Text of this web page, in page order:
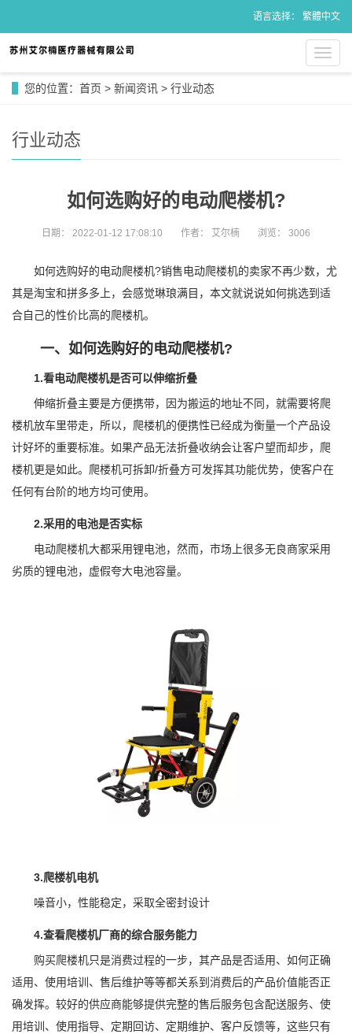
语言选择： 繁體中文
导
航
您的位置： 首页 > 新闻资讯 > 行业动态
行业动态
如何选购好的电动爬楼机?
日期： 2022-01-12 17:08:10 作者： 艾尔楠 浏览： 3006
如何选购好的电动爬楼机?销售电动爬楼机的卖家不再少数，尤
其是淘宝和拼多多上，会感觉琳琅满目，本文就说说如何挑选到适
合自己的性价比高的爬楼机。
一、如何选购好的电动爬楼机?
1.看电动爬楼机是否可以伸缩折叠
伸缩折叠主要是方便携带，因为搬运的地址不同，就需要将爬
楼机放车里带走，所以，爬楼机的便携性已经成为衡量一个产品设
计好坏的重要标准。如果产品无法折叠收纳会让客户望而却步，爬
楼机更是如此。爬楼机可拆卸/折叠方可发挥其功能优势，使客户在
任何有台阶的地方均可使用。
2.采用的电池是否实标
电动爬楼机大都采用锂电池，然而，市场上很多无良商家采用
劣质的锂电池，虚假夸大电池容量。
3.爬楼机电机
噪音小，性能稳定，采取全密封设计
4.查看爬楼机厂商的综合服务能力
购买爬楼机只是消费过程的一步，其产品是否适用、如何正确
适用、使用培训、售后维护等等都关系到消费后的产品价值能否正
确发挥。较好的供应商能够提供完整的售后服务包含配送服务、使
用培训、使用指导、定期回访、定期维护、客户反馈等，这些只有